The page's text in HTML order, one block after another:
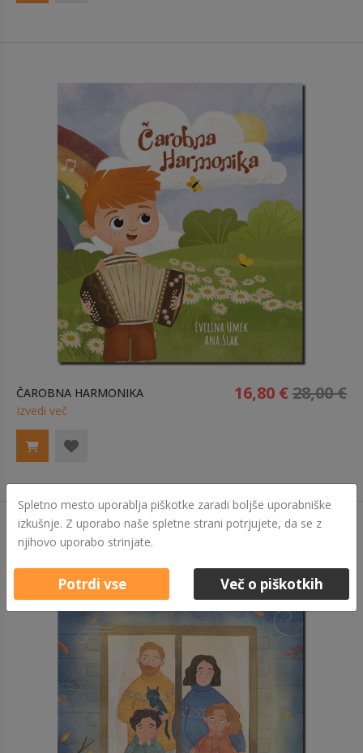
ČAROBNA HARMONIKA 16,80 € 28,00 €
Izvedi več
Spletno mesto uporablja piškotke zaradi boljše uporabniške
izkušnje. Z uporabo naše spletne strani potrjujete, da se z
njihovo uporabo strinjate.
Potrdi vse Več o piškotkih